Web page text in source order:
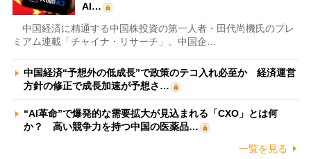
AI…
中国経済に精通する中国株投資の第一人者・田代尚機氏のプレ
ミアム連載「チャイナ・リサーチ」。中国企…
中国経済“予想外の低成長”で政策のテコ入れ必至か 経済運営
方針の修正で成長加速が予想さ…
“AI革命”で爆発的な需要拡大が見込まれる「CXO」とは何
か？ 高い競争力を持つ中国の医薬品…
一覧を見る